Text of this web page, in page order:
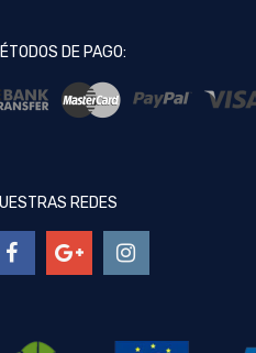
DE PAGO:
REDES